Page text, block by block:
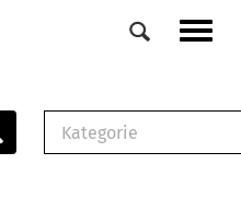
Veranstaltungen
Kategorie